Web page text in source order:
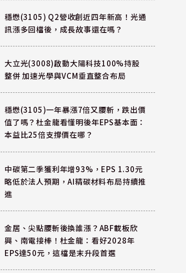
穩懋(3105) Q2營收創近四年新高！光通
訊漲多回檔後，成長故事還在嗎？
大立光(3008)啟動大陽科技100%持股
整併 加速光學與VCM垂直整合布局
穩懋(3105)一年暴漲7倍又腰斬，跌出價
值了嗎？杜金龍看懂明後年EPS基本面：
本益比25倍支撐價在哪？
中碳第二季獲利年增93%，EPS 1.30元
略低於法人預期，AI精碳材料布局持續推
進
金居、尖點腰斬後換誰漲？ABF載板欣
興、南電接棒！杜金龍：看好2028年
EPS達50元，這檔是末升段首選